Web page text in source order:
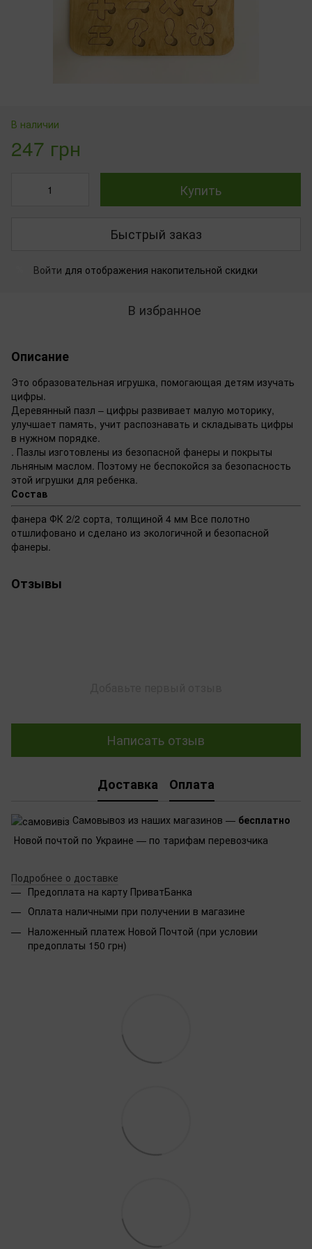
В наличии
247 грн
Купить
Быстрый заказ
Войти для отображения накопительной скидки
В избранное
Описание
Это образовательная игрушка, помогающая детям изучать
цифры.
Деревянный пазл – цифры развивает малую моторику,
улучшает память, учит распознавать и складывать цифры
в нужном порядке.
. Пазлы изготовлены из безопасной фанеры и покрыты
льняным маслом. Поэтому не беспокойся за безопасность
этой игрушки для ребенка.
Состав
фанера ФК 2/2 сорта, толщиной 4 мм Все полотно
отшлифовано и сделано из экологичной и безопасной
фанеры.
Отзывы
Написать отзыв
Доставка Оплата
Самовывоз из наших магазинов — бесплатно
Новой почтой по Украине — по тарифам перевозчика
Подробнее о доставке
Предоплата на карту ПриватБанка
Оплата наличными при получении в магазине
Наложенный платеж Новой Почтой (при условии
предоплаты 150 грн)